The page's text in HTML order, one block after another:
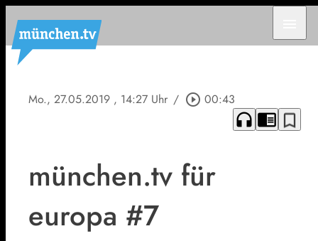
Mo., 27.05.2019 , 14:27 Uhr / play_circle_outline 00:43
headphones chrome_reader_mode bookmark_border
münchen.tv für
europa #7